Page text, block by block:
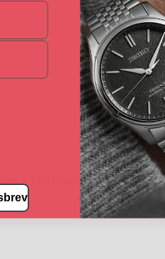
7, 1164 København K.